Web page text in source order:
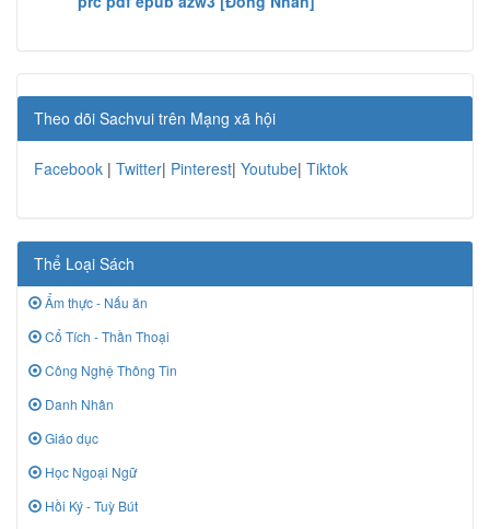
Theo dõi Sachvui trên Mạng xã hội
Facebook | Twitter| Pinterest| Youtube| Tiktok
Thể Loại Sách
Ẩm thực - Nấu ăn
Cổ Tích - Thần Thoại
Công Nghệ Thông Tin
Danh Nhân
Giáo dục
Học Ngoại Ngữ
Hồi Ký - Tuỳ Bút